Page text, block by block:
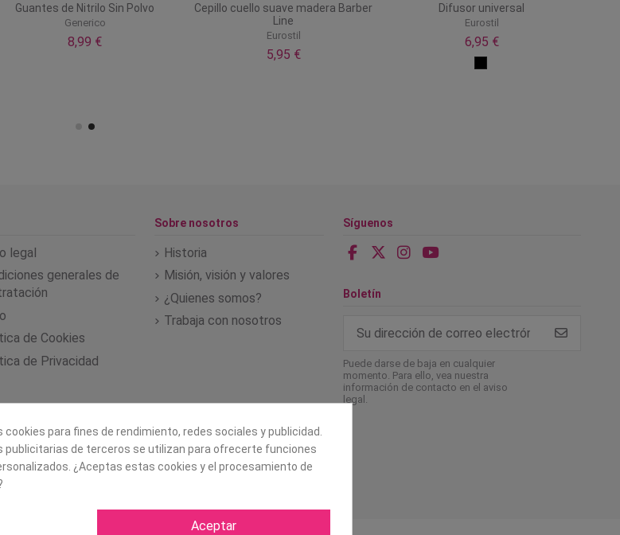
Guantes de Nitrilo Sin Polvo
Generico
8,99 €
Cepillo cuello suave madera Barber
Line
Eurostil
5,95 €
Difusor universal
Eurostil
6,95 €
legal
generales de
de Cookies
de Privacidad
Sobre nosotros
Historia
Misión, visión y valores
¿Quienes somos?
Trabaja con nosotros
Síguenos
Boletín
Puede darse de baja en cualquier
momento. Para ello, vea nuestra
información de contacto en el aviso
legal.
para fines de rendimiento, redes sociales y publicidad.
publicitarias de terceros se utilizan para ofrecerte funciones
¿Aceptas estas cookies y el procesamiento de
Aceptar